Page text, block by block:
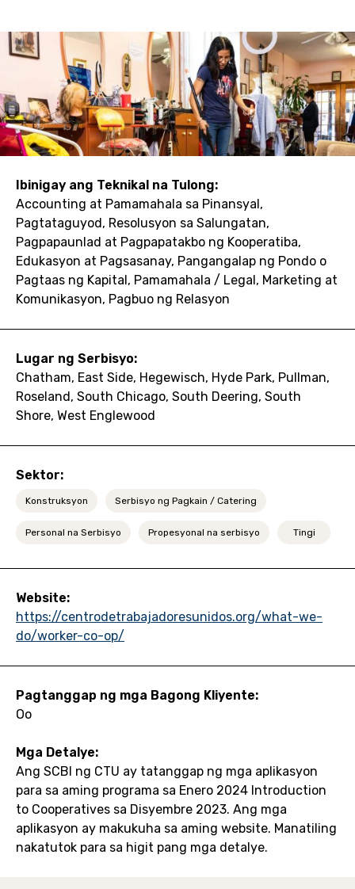
Ibinigay ang Teknikal na Tulong:
Accounting at Pamamahala sa Pinansyal,
Pagtataguyod, Resolusyon sa Salungatan,
Pagpapaunlad at Pagpapatakbo ng Kooperatiba,
Edukasyon at Pagsasanay, Pangangalap ng Pondo o
Pagtaas ng Kapital, Pamamahala / Legal, Marketing at
Komunikasyon, Pagbuo ng Relasyon
Lugar ng Serbisyo:
Chatham, East Side, Hegewisch, Hyde Park, Pullman,
Roseland, South Chicago, South Deering, South
Shore, West Englewood
Sektor:
Konstruksyon Serbisyo ng Pagkain / Catering
Personal na Serbisyo Propesyonal na serbisyo Tingi
Website:
https://centrodetrabajadoresunidos.org/what-we-
do/worker-co-op/
Pagtanggap ng mga Bagong Kliyente:
Oo
Mga Detalye:
Ang SCBI ng CTU ay tatanggap ng mga aplikasyon
para sa aming programa sa Enero 2024 Introduction
to Cooperatives sa Disyembre 2023. Ang mga
aplikasyon ay makukuha sa aming website. Manatiling
nakatutok para sa higit pang mga detalye.